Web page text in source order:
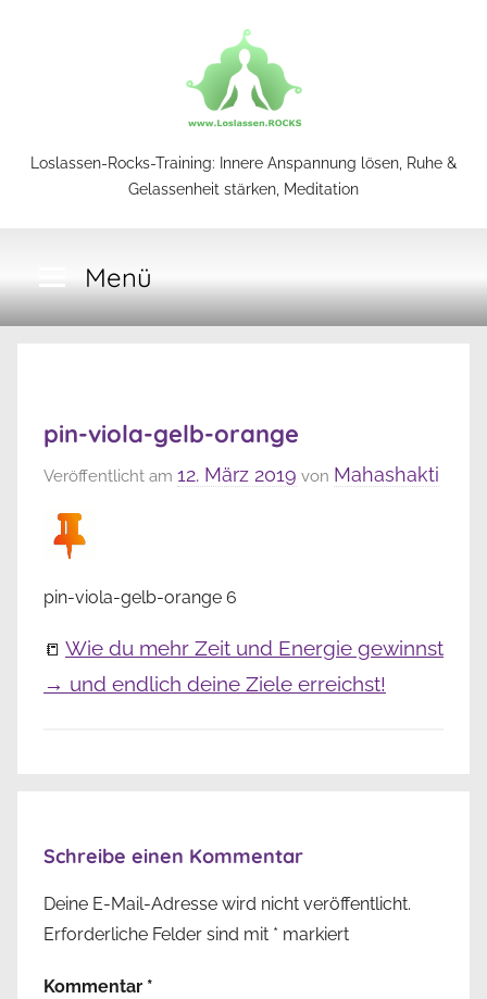
Loslassen-
Training
Loslassen-Rocks-Training: Innere Anspannung lösen, Ruhe &
Gelassenheit stärken, Meditation
Menü
pin-viola-gelb-orange
Veröffentlicht am 12. März 2019 von Mahashakti
pin-viola-gelb-orange 6
📒 Wie du mehr Zeit und Energie gewinnst
→ und endlich deine Ziele erreichst!
Schreibe einen Kommentar
Deine E-Mail-Adresse wird nicht veröffentlicht.
Erforderliche Felder sind mit * markiert
Kommentar *